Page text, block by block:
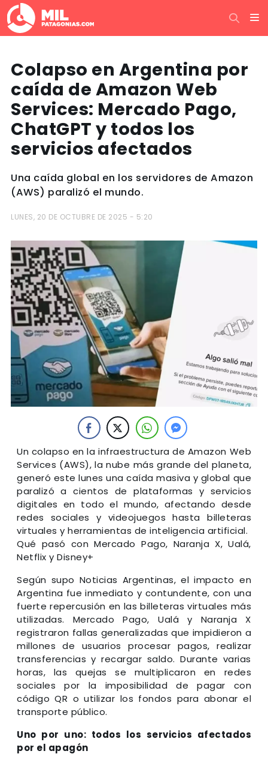
Colapso en Argentina por
caída de Amazon Web
Services: Mercado Pago,
ChatGPT y todos los
servicios afectados
Una caída global en los servidores de Amazon
(AWS) paralizó el mundo.
LUNES, 20 DE OCTUBRE DE 2025 - 5:20
Un colapso en la infraestructura de Amazon Web
Services (AWS), la nube más grande del planeta,
generó este lunes una caída masiva y global que
paralizó a cientos de plataformas y servicios
digitales en todo el mundo, afectando desde
redes sociales y videojuegos hasta billeteras
virtuales y herramientas de inteligencia artificial.
Qué pasó con Mercado Pago, Naranja X, Ualá,
Netflix y Disney+
Según supo Noticias Argentinas, el impacto en
Argentina fue inmediato y contundente, con una
fuerte repercusión en las billeteras virtuales más
utilizadas. Mercado Pago, Ualá y Naranja X
registraron fallas generalizadas que impidieron a
millones de usuarios procesar pagos, realizar
transferencias y recargar saldo. Durante varias
horas, las quejas se multiplicaron en redes
sociales por la imposibilidad de pagar con
código QR o utilizar los fondos para abonar el
transporte público.
Uno por uno: todos los servicios afectados
por el apagón